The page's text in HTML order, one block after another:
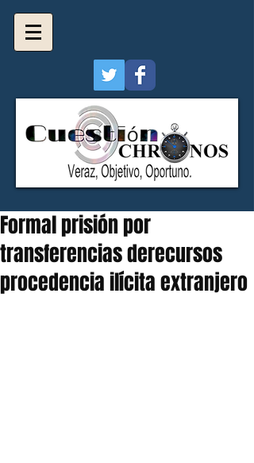
Formal prisión por
transferencias derecursos
procedencia ilícita extranjero